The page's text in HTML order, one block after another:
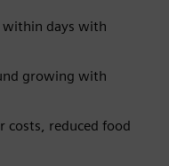
within days with
growing with
costs, reduced food